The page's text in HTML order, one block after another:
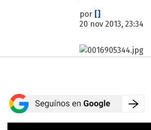
por []
20 nov 2013, 23:34